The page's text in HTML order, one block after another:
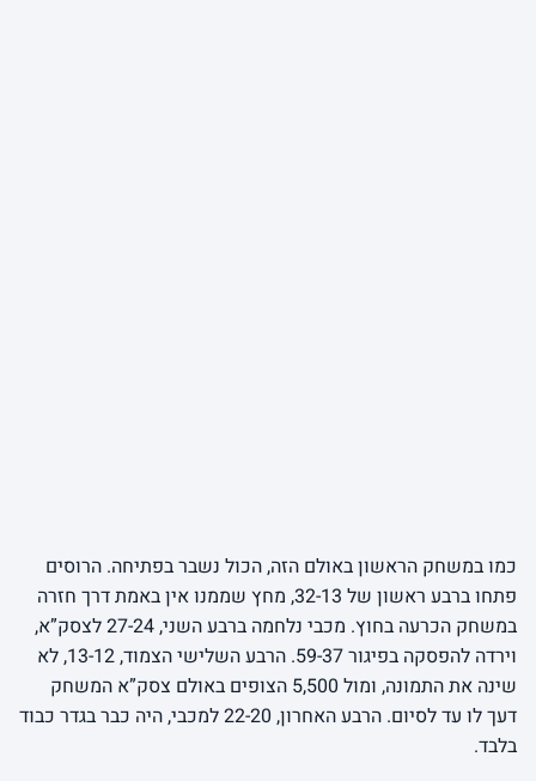
כמו במשחק הראשון באולם הזה, הכול נשבר בפתיחה. הרוסים
פתחו ברבע ראשון של 32-13, מחץ שממנו אין באמת דרך חזרה
במשחק הכרעה בחוץ. מכבי נלחמה ברבע השני, 27-24 לצסק”א,
וירדה להפסקה בפיגור 59-37. הרבע השלישי הצמוד, 13-12, לא
שינה את התמונה, ומול 5,500 הצופים באולם צסק”א המשחק
דעך לו עד לסיום. הרבע האחרון, 22-20 למכבי, היה כבר בגדר כבוד
בלבד.